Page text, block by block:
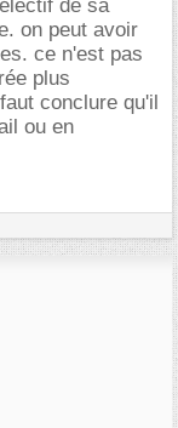
de sa
on peut avoir
ce n'est pas
plus
conclure qu'il
ou en